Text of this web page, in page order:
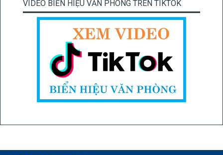
VIDEO BIỂN HIỆU VĂN PHÒNG TRÊN TIKTOK